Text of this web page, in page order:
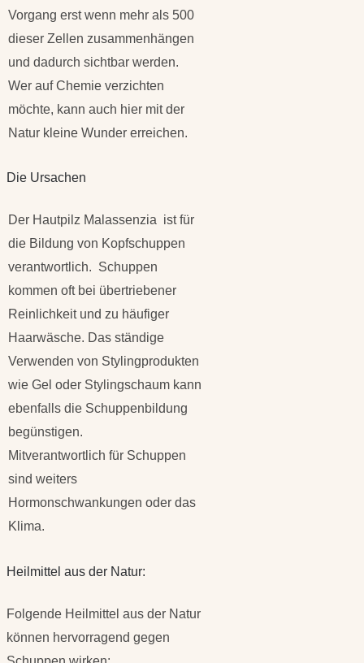
Vorgang erst wenn mehr als 500
dieser Zellen zusammenhängen
und dadurch sichtbar werden.
Wer auf Chemie verzichten
möchte, kann auch hier mit der
Natur kleine Wunder erreichen.
Die Ursachen
Der Hautpilz Malassenzia ist für
die Bildung von Kopfschuppen
verantwortlich. Schuppen
kommen oft bei übertriebener
Reinlichkeit und zu häufiger
Haarwäsche. Das ständige
Verwenden von Stylingprodukten
wie Gel oder Stylingschaum kann
ebenfalls die Schuppenbildung
begünstigen.
Mitverantwortlich für Schuppen
sind weiters
Hormonschwankungen oder das
Klima.
Heilmittel aus der Natur:
Folgende Heilmittel aus der Natur
können hervorragend gegen